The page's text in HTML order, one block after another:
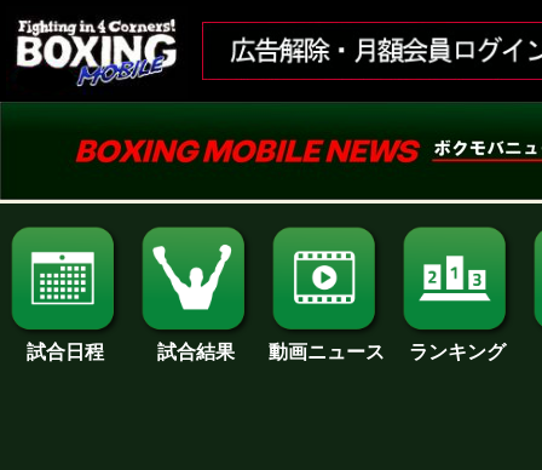
試合日程 試合結果 動画ニュース ランキング